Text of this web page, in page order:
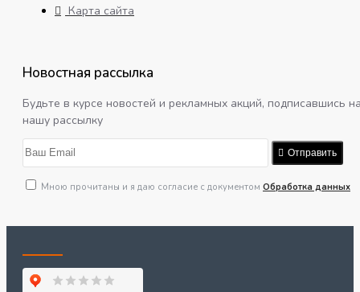
Карта сайта
Новостная рассылка
Будьте в курсе новостей и рекламных акций, подписавшись
нашу рассылку
Отправить
Мною прочитаны и я даю согласие с документом Обработка данных